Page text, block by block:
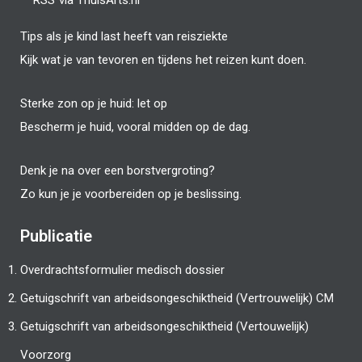
Tips als je kind last heeft van reisziekte
Kijk wat je van tevoren en tijdens het reizen kunt doen.
Sterke zon op je huid: let op
Bescherm je huid, vooral midden op de dag.
Denk je na over een borstvergroting?
Zo kun je je voorbereiden op je beslissing.
Publicatie
Overdrachtsformulier medisch dossier
Getuigschrift van arbeidsongeschiktheid (Vertrouwelijk) CM
Getuigschrift van arbeidsongeschiktheid (Vertouwelijk)
Voorzorg